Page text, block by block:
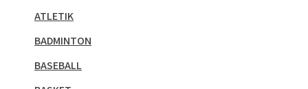
ATLETIK
BADMINTON
BASEBALL